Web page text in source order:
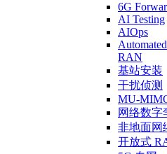
6G
AI Testing
AIOps
RAN
基站安装
干扰侦测
MU-
网络数字
非地面网
开放式